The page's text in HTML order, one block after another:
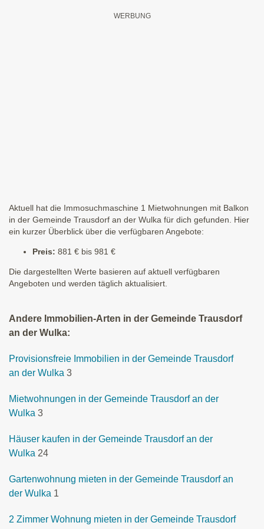
Aktuell hat die Immosuchmaschine 1 Mietwohnungen mit Balkon
in der Gemeinde Trausdorf an der Wulka für dich gefunden. Hier
ein kurzer Überblick über die verfügbaren Angebote:
Preis: 881 € bis 981 €
Die dargestellten Werte basieren auf aktuell verfügbaren
Angeboten und werden täglich aktualisiert.
Andere Immobilien-Arten in der Gemeinde Trausdorf
an der Wulka:
Provisionsfreie Immobilien in der Gemeinde Trausdorf
an der Wulka 3
Mietwohnungen in der Gemeinde Trausdorf an der
Wulka 3
Häuser kaufen in der Gemeinde Trausdorf an der
Wulka 24
Gartenwohnung mieten in der Gemeinde Trausdorf an
der Wulka 1
2 Zimmer Wohnung mieten in der Gemeinde Trausdorf